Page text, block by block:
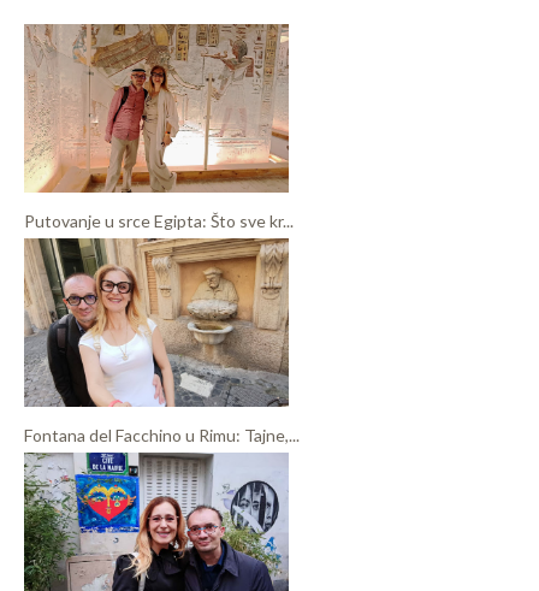
Putovanje u srce Egipta: Što sve kr...
Fontana del Facchino u Rimu: Tajne,...